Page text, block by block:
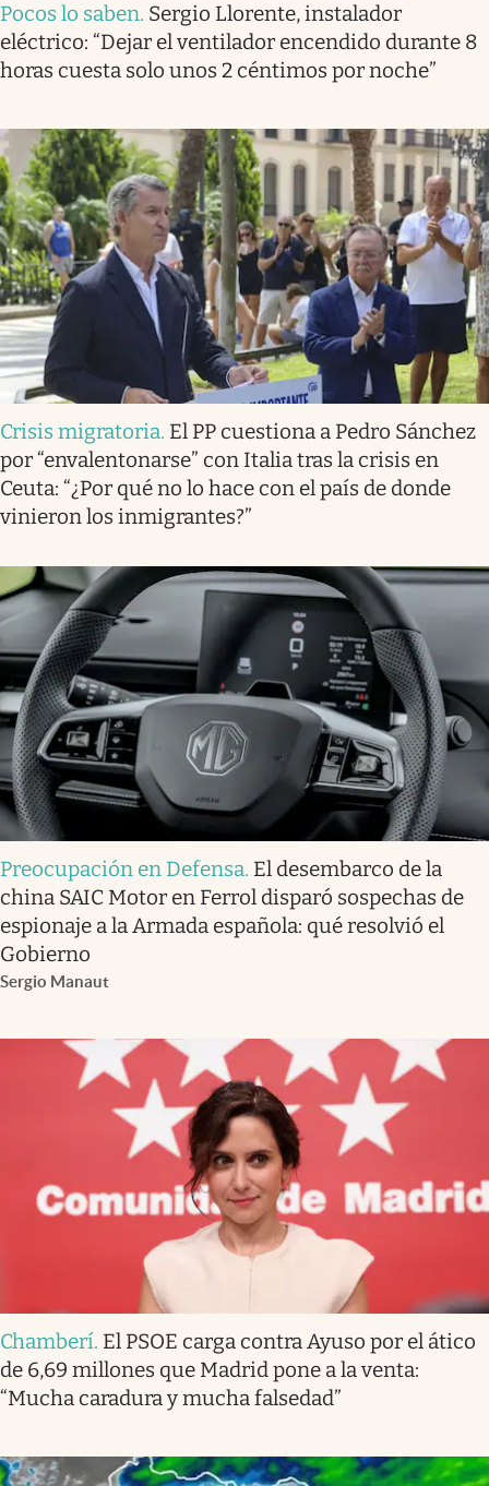
Pocos lo saben. Sergio Llorente, instalador
eléctrico: “Dejar el ventilador encendido durante 8
horas cuesta solo unos 2 céntimos por noche”
Crisis migratoria. El PP cuestiona a Pedro Sánchez
por “envalentonarse” con Italia tras la crisis en
Ceuta: “¿Por qué no lo hace con el país de donde
vinieron los inmigrantes?”
Preocupación en Defensa. El desembarco de la
china SAIC Motor en Ferrol disparó sospechas de
espionaje a la Armada española: qué resolvió el
Gobierno
Sergio Manaut
Chamberí. El PSOE carga contra Ayuso por el ático
de 6,69 millones que Madrid pone a la venta:
“Mucha caradura y mucha falsedad”